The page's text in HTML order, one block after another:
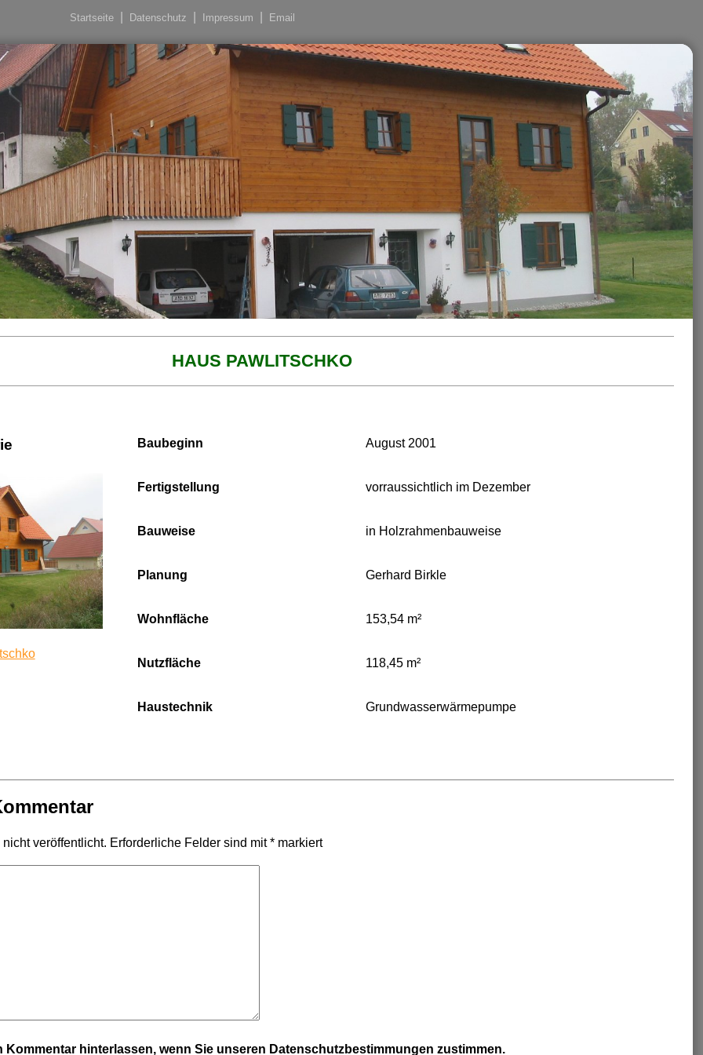
Startseite Datenschutz Impressum Email
HAUS PAWLITSCHKO
Baubeginn August 2001
Fertigstellung vorraussichtlich im Dezember
Bauweise in Holzrahmenbauweise
Planung Gerhard Birkle
Wohnfläche 153,54 m²
Nutzfläche 118,45 m²
Haustechnik Grundwasserwärmepumpe
veröffentlicht. Erforderliche Felder sind mit*markiert
Kommentar hinterlassen, wenn Sie unseren Datenschutzbestimmungen zustimmen.